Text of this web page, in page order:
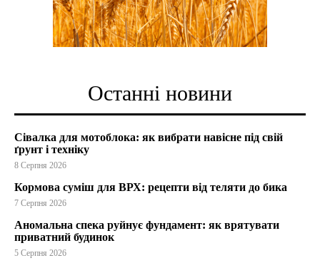
Останні новини
Сівалка для мотоблока: як вибрати навісне під свій
ґрунт і техніку
8 Серпня 2026
Кормова суміш для ВРХ: рецепти від теляти до бика
7 Серпня 2026
Аномальна спека руйнує фундамент: як врятувати
приватний будинок
5 Серпня 2026